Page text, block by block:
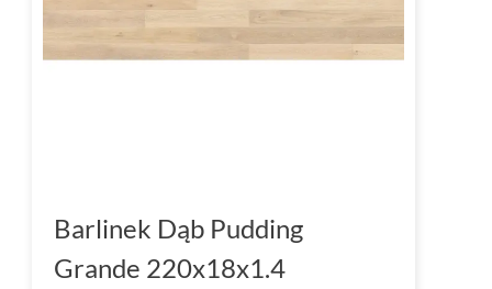
Barlinek Dąb Pudding
Grande 220x18x1.4